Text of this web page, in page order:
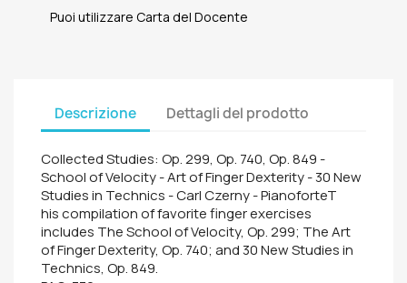
Puoi utilizzare Carta del Docente
Descrizione Dettagli del prodotto
Collected Studies: Op. 299, Op. 740, Op. 849 -
School of Velocity - Art of Finger Dexterity - 30 New
Studies in Technics - Carl Czerny - PianoforteT
his compilation of favorite finger exercises
includes The School of Velocity, Op. 299; The Art
of Finger Dexterity, Op. 740; and 30 New Studies in
Technics, Op. 849.